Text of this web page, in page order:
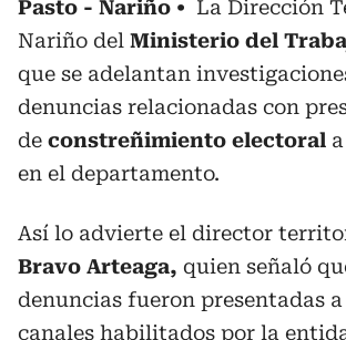
Pasto - Nariño
La Dirección
Nariño del Ministerio del
que se adelantan
denuncias relacionadas con
de constreñimiento electoral
en el departamento.
Así lo advierte el director
Bravo Arteaga, quien señaló
denuncias fueron presentadas
canales habilitados por la